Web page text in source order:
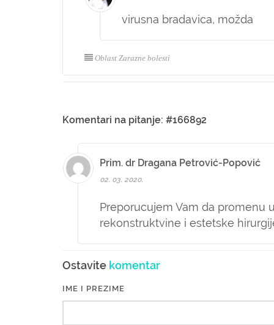
virusna bradavica, možda
Oblast Zarazne bolesti
Komentari na pitanje: #166892
Prim. dr Dragana Petrović-Popović
02. 03. 2020.
Preporucujem Vam da promenu
rekonstruktvine i estetske
Ostavite komentar
IME I PREZIME